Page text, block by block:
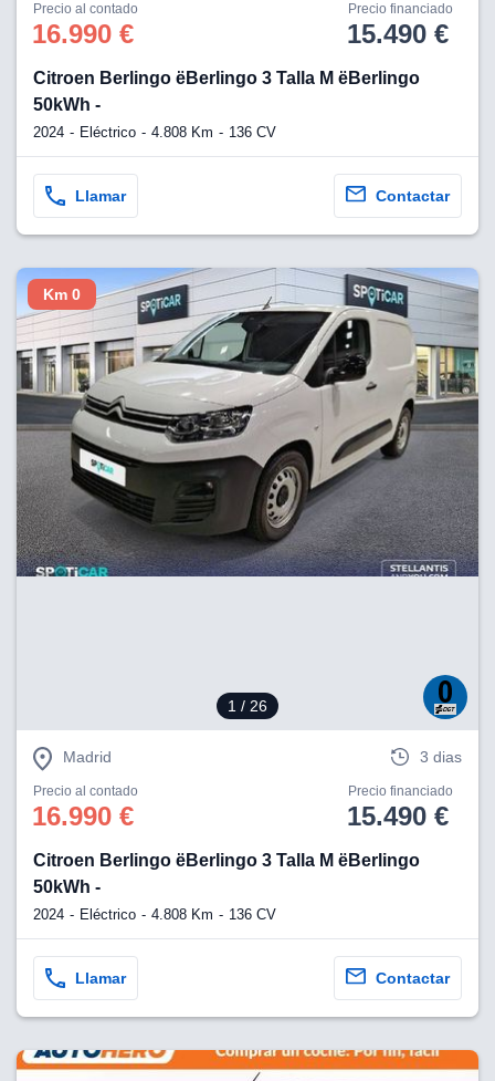
Precio al contado
16.990 €
Precio financiado
15.490 €
Citroen Berlingo ëBerlingo 3 Talla M ëBerlingo
50kWh -
2024 Eléctrico 4.808 Km 136 CV
Llamar Contactar
1 / 26
Km 0
Madrid 3 dias
Precio al contado
16.990 €
Precio financiado
15.490 €
Citroen Berlingo ëBerlingo 3 Talla M ëBerlingo
50kWh -
2024 Eléctrico 4.808 Km 136 CV
Llamar Contactar